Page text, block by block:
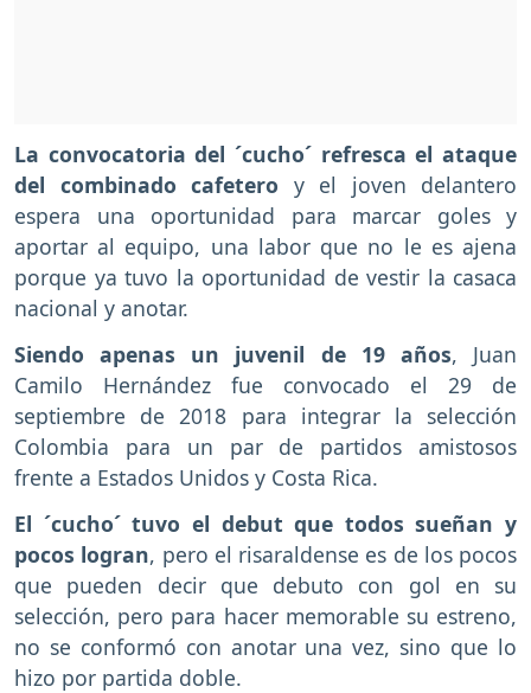
La convocatoria del ´cucho´ refresca el ataque
del combinado cafetero y el joven delantero
espera una oportunidad para marcar goles y
aportar al equipo, una labor que no le es ajena
porque ya tuvo la oportunidad de vestir la casaca
nacional y anotar.
Siendo apenas un juvenil de 19 años, Juan
Camilo Hernández fue convocado el 29 de
septiembre de 2018 para integrar la selección
Colombia para un par de partidos amistosos
frente a Estados Unidos y Costa Rica.
El ´cucho´ tuvo el debut que todos sueñan y
pocos logran, pero el risaraldense es de los pocos
que pueden decir que debuto con gol en su
selección, pero para hacer memorable su estreno,
no se conformó con anotar una vez, sino que lo
hizo por partida doble.